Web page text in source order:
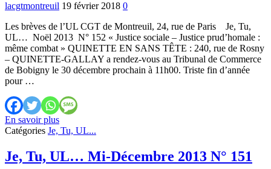
N°
lacgtmontreuil 19 février 2018 0
Les brèves de l’UL CGT de Montreuil, 24, rue de Paris Je, Tu,
UL… Noël 2013 N° 152 « Justice sociale – Justice prud’homale :
même combat » QUINETTE EN SANS TÊTE : 240, rue de Rosny
– QUINETTE-GALLAY a rendez-vous au Tribunal de Commerce
de Bobigny le 30 décembre prochain à 11h00. Triste fin d’année
pour …
En savoir plusJe,
Tu,
Noël
2013
Catégories Je, Tu, UL...
Je, Tu, UL… Mi-Décembre 2013 N° 151